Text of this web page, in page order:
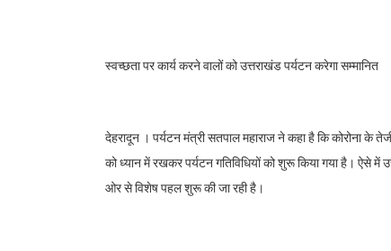
स्वच्छता पर कार्य करने वालों को उत्तराखंड पर्यटन करेगा सम्मानित
देहरादून । पर्यटन मंत्री सतपाल महाराज ने कहा है कि कोरोना के
को ध्यान में रखकर पर्यटन गतिविधियों को शुरू किया गया है। ऐसे में
ओर से विशेष पहल शुरू की जा रही है।